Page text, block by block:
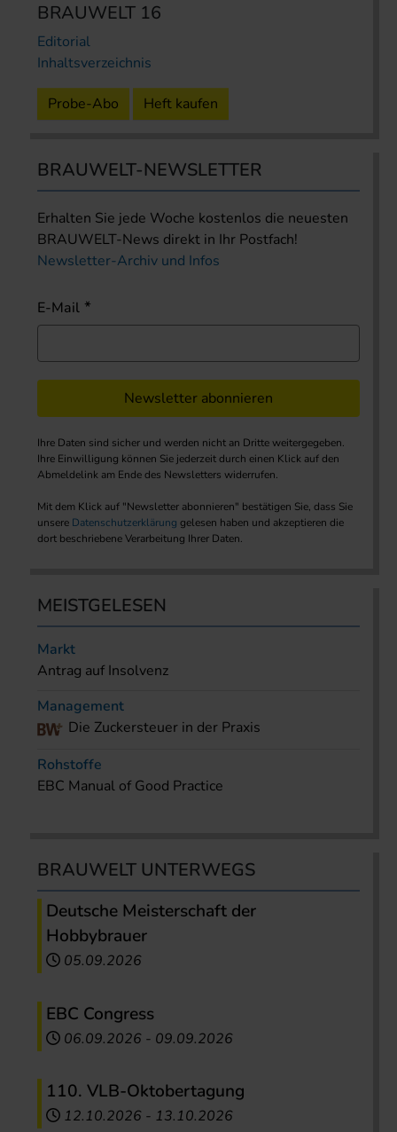
BRAUWELT 16
Editorial
Inhaltsverzeichnis
Probe-Abo Heft kaufen
BRAUWELT-NEWSLETTER
Erhalten Sie jede Woche kostenlos die neuesten
BRAUWELT-News direkt in Ihr Postfach!
Newsletter-Archiv und Infos
E-Mail
Newsletter abonnieren
Ihre Daten sind sicher und werden nicht an Dritte weitergegeben.
Ihre Einwilligung können Sie jederzeit durch einen Klick auf den
Abmeldelink am Ende des Newsletters widerrufen.
Mit dem Klick auf "Newsletter abonnieren" bestätigen Sie, dass Sie
unsere Datenschutzerklärung gelesen haben und akzeptieren die
dort beschriebene Verarbeitung Ihrer Daten.
MEISTGELESEN
Markt
Antrag auf Insolvenz
Management
Die Zuckersteuer in der Praxis
Rohstoffe
EBC Manual of Good Practice
BRAUWELT UNTERWEGS
Deutsche Meisterschaft der
Hobbybrauer
05.09.2026
EBC Congress
06.09.2026 - 09.09.2026
110. VLB-Oktobertagung
12.10.2026 - 13.10.2026